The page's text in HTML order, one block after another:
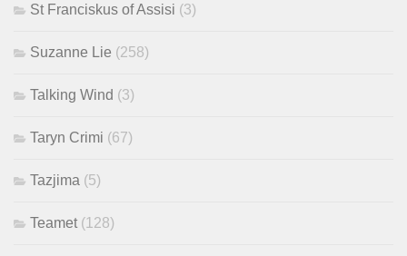
St Franciskus of Assisi (3)
Suzanne Lie (258)
Talking Wind (3)
Taryn Crimi (67)
Tazjima (5)
Teamet (128)